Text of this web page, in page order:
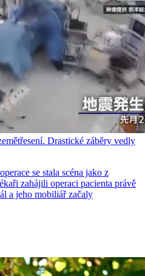
Drastické záběry vedly
se stala scéna jako z
zahájili operaci pacienta právě
a jeho mobiliář začaly